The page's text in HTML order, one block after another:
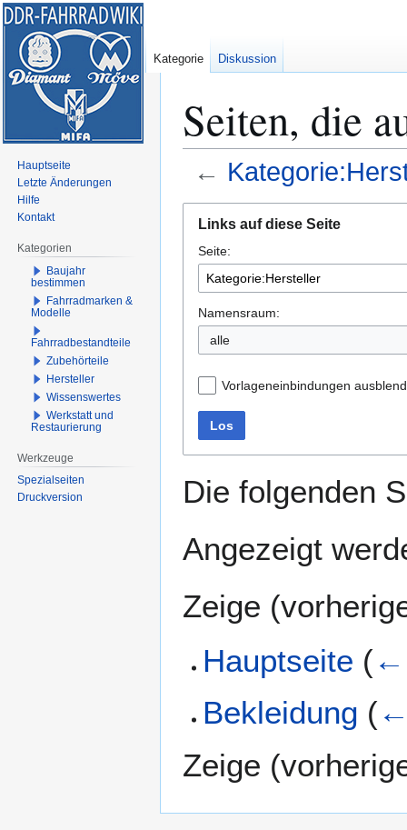
Seiten, die
←
Navigation
springen
Suche
springen
Links auf diese Seite
Seite:
Namensraum:
alle
Vorlageneinbindungen
Los
Die folgenden
Angezeigt
Zeige (
Hauptseite (←
Bekleidung (
Zeige (
Kategorie Diskussion
Hauptseite
Letzte Änderungen
Hilfe
Kontakt
Kategorien
Baujahr
bestimmen
Fahrradmarken &
Modelle
Fahrradbestandteile
Zubehörteile
Hersteller
Wissenswertes
Werkstatt und
Restaurierung
Werkzeuge
Spezialseiten
Druckversion